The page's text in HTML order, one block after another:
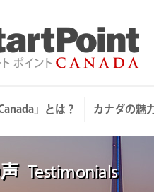
」とは？ カナダの魅
Testimonials